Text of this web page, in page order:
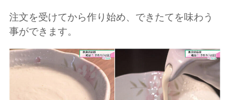
注文を受けてから作り始め、できたてを味わう
事ができます。